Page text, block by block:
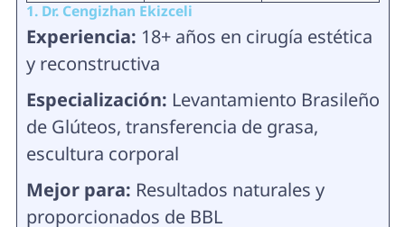
1. Dr. Cengizhan Ekizceli
Experiencia: 18+ años en cirugía estética
y reconstructiva
Especialización: Levantamiento Brasileño
de Glúteos, transferencia de grasa,
escultura corporal
Mejor para: Resultados naturales y
proporcionados de BBL